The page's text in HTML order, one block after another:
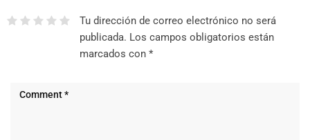
Tu dirección de correo electrónico no será
publicada. Los campos obligatorios están
marcados con *